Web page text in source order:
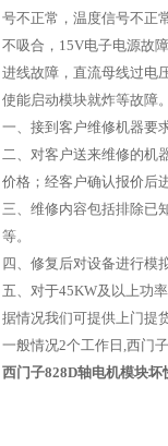
号不正常，温度信号不正
不吸合，15V电子电源故
进线故障，直流母线过电
使能启动模块就炸等故障
一、接到客户维修机器要
二、对客户送来维修的机
价格；经客户确认报价后
三、维修内容包括排除已
等。
四、修复后对设备进行模
五、对于45KW及以上功
据情况我们可提供上门提
一般情况2个工作日,西门
西门子828D轴电机模块坏